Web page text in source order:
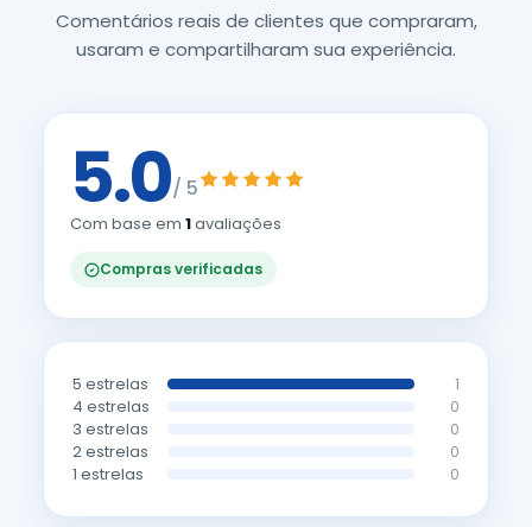
Comentários reais de clientes que compraram,
usaram e compartilharam sua experiência.
5.0/ 5
Com base em 1avaliações
Compras verificadas
5 estrelas 1
4 estrelas 0
3 estrelas 0
2 estrelas 0
1 estrelas 0